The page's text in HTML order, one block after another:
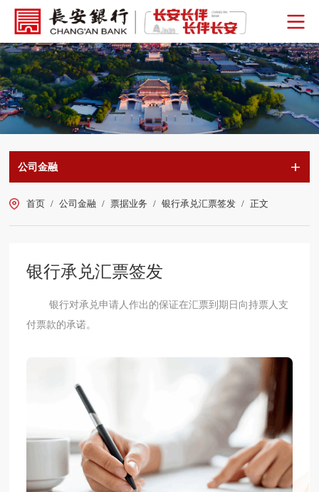
公司金融
首页 / 公司金融 / 票据业务 / 银行承兑汇票签发 / 正文
银行承兑汇票签发
银行对承兑申请人作出的保证在汇票到期日向持票人支
付票款的承诺。